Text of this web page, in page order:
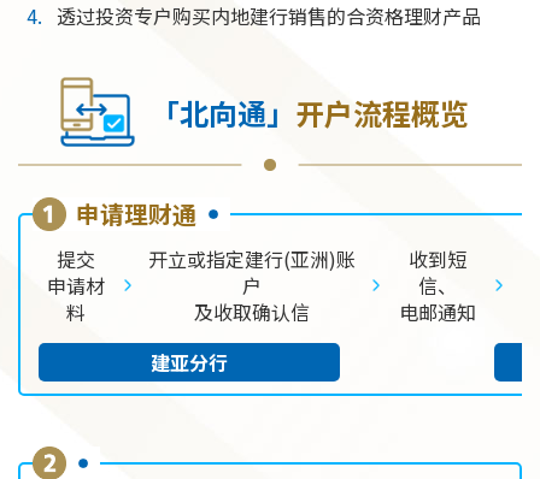
透过投资专户购买内地建行销售的合资格理财产品
「北向通」 开户流程概览
申请理财通
提交
申请材
料
开立或指定建行(亚洲)账
户
及收取确认信
收到短
信、
电邮通知
建亚分行